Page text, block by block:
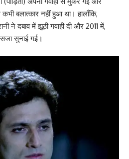
बलात्कार नहीं हुआ था। हालाँकि,
ने दबाव में झूठी गवाही दी और 2011 में,
सुनाई गई।